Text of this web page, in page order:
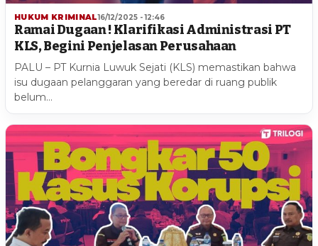
HUKUM KRIMINAL16/12/2025 - 12:46
Ramai Dugaan ! Klarifikasi Administrasi PT
KLS, Begini Penjelasan Perusahaan
PALU – PT Kurnia Luwuk Sejati (KLS) memastikan bahwa
isu dugaan pelanggaran yang beredar di ruang publik
belum…